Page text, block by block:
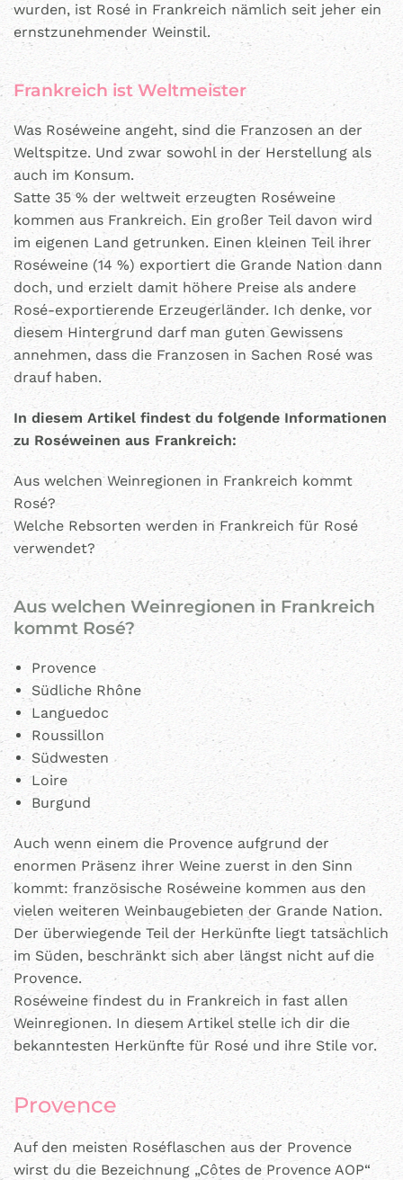
wurden, ist Rosé in Frankreich nämlich seit jeher ein
ernstzunehmender Weinstil.
Frankreich ist Weltmeister
Was Roséweine angeht, sind die Franzosen an der
Weltspitze. Und zwar sowohl in der Herstellung als
auch im Konsum.
Satte 35 % der weltweit erzeugten Roséweine
kommen aus Frankreich. Ein großer Teil davon wird
im eigenen Land getrunken. Einen kleinen Teil ihrer
Roséweine (14 %) exportiert die Grande Nation dann
doch, und erzielt damit höhere Preise als andere
Rosé-exportierende Erzeugerländer. Ich denke, vor
diesem Hintergrund darf man guten Gewissens
annehmen, dass die Franzosen in Sachen Rosé was
drauf haben.
In diesem Artikel findest du folgende Informationen
zu Roséweinen aus Frankreich:
Aus welchen Weinregionen in Frankreich kommt
Rosé?
Welche Rebsorten werden in Frankreich für Rosé
verwendet?
Aus welchen Weinregionen in Frankreich
kommt Rosé?
Provence
Südliche Rhône
Languedoc
Roussillon
Südwesten
Loire
Burgund
Auch wenn einem die Provence aufgrund der
enormen Präsenz ihrer Weine zuerst in den Sinn
kommt: französische Roséweine kommen aus den
vielen weiteren Weinbaugebieten der Grande Nation.
Der überwiegende Teil der Herkünfte liegt tatsächlich
im Süden, beschränkt sich aber längst nicht auf die
Provence.
Roséweine findest du in Frankreich in fast allen
Weinregionen. In diesem Artikel stelle ich dir die
bekanntesten Herkünfte für Rosé und ihre Stile vor.
Provence
Auf den meisten Roséflaschen aus der Provence
wirst du die Bezeichnung „Côtes de Provence AOP“